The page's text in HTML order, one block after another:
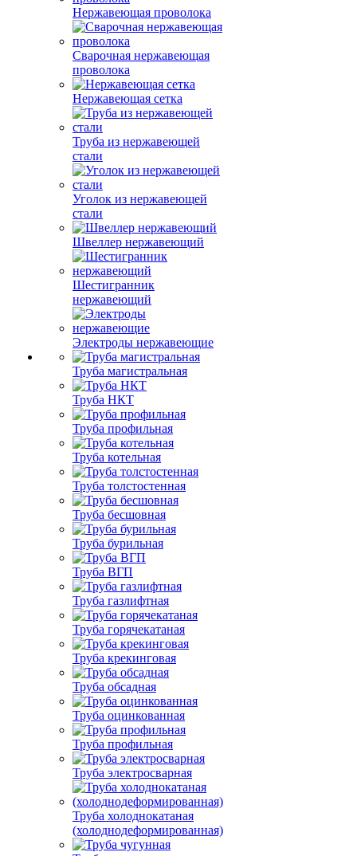
Нержавеющая проволока
Сварочная нержавеющая
проволока
Нержавеющая сетка
Труба из нержавеющей
стали
Уголок из нержавеющей
стали
Швеллер нержавеющий
Шестигранник
нержавеющий
Электроды нержавеющие
Труба магистральная
Труба НКТ
Труба профильная
Труба котельная
Труба толстостенная
Труба бесшовная
Труба бурильная
Труба ВГП
Труба газлифтная
Труба горячекатаная
Труба крекинговая
Труба обсадная
Труба оцинкованная
Труба профильная
Труба электросварная
Труба холоднокатаная
(холоднодеформированная)